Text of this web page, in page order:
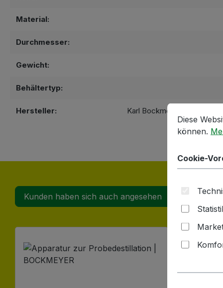
Material:
Durchmesser:
Gewicht:
Behältertyp:
Hersteller:
Karl Bockmeyer
72622
Kunden haben sich auch angesehen
Produktgalerie überspringen
Cookie-
Diese
Diese
können.
Cookie-